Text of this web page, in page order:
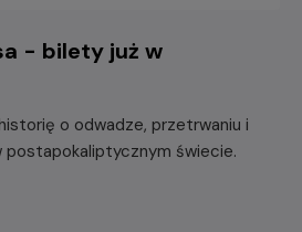
- bilety już w
o odwadze, przetrwaniu i
postapokaliptycznym świecie.